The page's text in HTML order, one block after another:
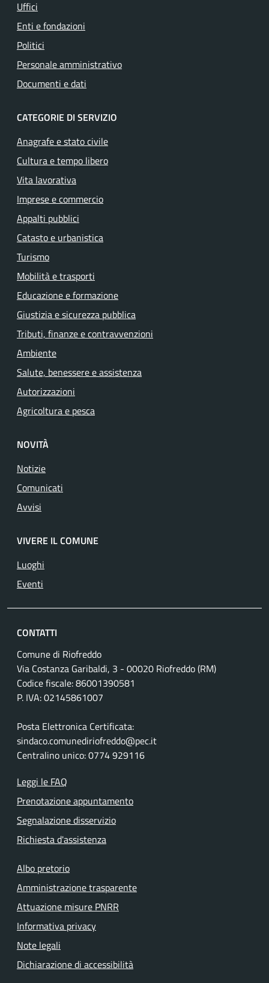
Uffici
Enti e fondazioni
Politici
Personale amministrativo
Documenti e dati
CATEGORIE DI SERVIZIO
Anagrafe e stato civile
Cultura e tempo libero
Vita lavorativa
Imprese e commercio
Appalti pubblici
Catasto e urbanistica
Turismo
Mobilità e trasporti
Educazione e formazione
Giustizia e sicurezza pubblica
Tributi, finanze e contravvenzioni
Ambiente
Salute, benessere e assistenza
Autorizzazioni
Agricoltura e pesca
NOVITÀ
Notizie
Comunicati
Avvisi
VIVERE IL COMUNE
Luoghi
Eventi
CONTATTI
Comune di Riofreddo
Via Costanza Garibaldi, 3 - 00020 Riofreddo (RM)
Codice fiscale: 86001390581
P. IVA: 02145861007
Posta Elettronica Certificata:
sindaco.comunediriofreddo@pec.it
Centralino unico: 0774 929116
Leggi le FAQ
Prenotazione appuntamento
Segnalazione disservizio
Richiesta d'assistenza
Albo pretorio
Amministrazione trasparente
Attuazione misure PNRR
Informativa privacy
Note legali
Dichiarazione di accessibilità